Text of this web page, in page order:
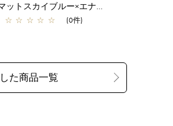
ワイヤーストラップ/マットスカイブルー×エナメルグレー
☆ ☆ ☆ ☆ ☆ (0件)